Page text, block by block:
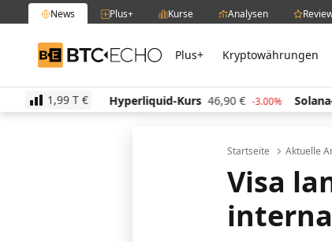
News Plus+ Kurse Analysen
BTC-ECHO Plus+ Kryptowährungen
1,99 T €
-0.40% Hyperliquid-Kurs 46,90 € -3.00% Solana-Kurs
Startseite Aktuelle
Visa